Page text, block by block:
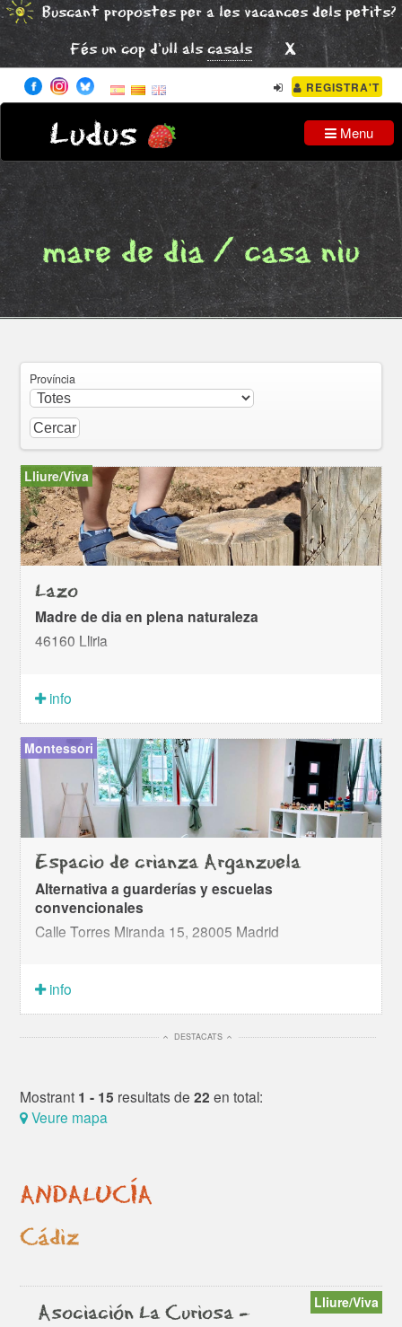
Buscant propostes per a les vacances dels petits?
Fés un cop d'ull alscasals x
REGISTRA'T
Ludus Menu
mare de dia / casa niu
Província
Lliure/Viva
Lazo
Madre de dia en plena naturaleza
46160 Lliria
info
Montessori
Espacio de crianza Arganzuela
Alternativa a guarderías y escuelas
convencionales
Calle Torres Miranda 15, 28005 Madrid
info
DESTACATS
Mostrant 1 - 15 resultats de22 en total:
Veure mapa
ANDALUCÍA
Cádiz
Asociación La Curiosa -
Lliure/Viva